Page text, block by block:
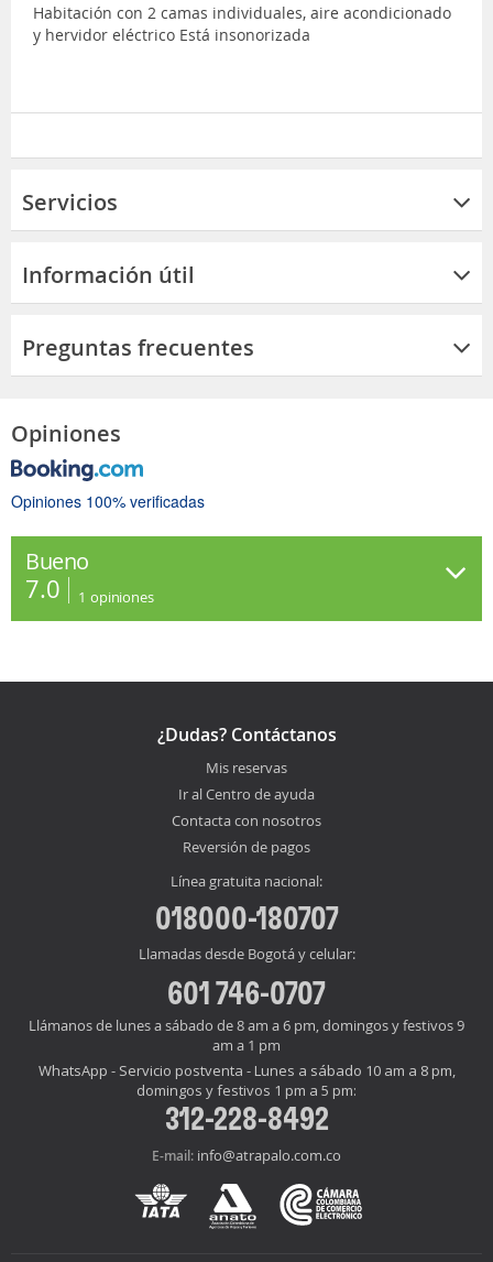
Habitación con 2 camas individuales, aire acondicionado
y hervidor eléctrico Está insonorizada
Servicios
Información útil
Preguntas frecuentes
Opiniones
Opiniones 100% verificadas
Bueno
7.0 1 opiniones
¿Dudas? Contáctanos
Mis reservas
Ir al Centro de ayuda
Contacta con nosotros
Reversión de pagos
Línea gratuita nacional:
018000-180707
Llamadas desde Bogotá y celular:
601 746-0707
Llámanos de lunes a sábado de 8 am a 6 pm, domingos y festivos 9
am a 1 pm
WhatsApp - Servicio postventa - Lunes a sábado 10 am a 8 pm,
domingos y festivos 1 pm a 5 pm:
312-228-8492
E-mail: info@atrapalo.com.co